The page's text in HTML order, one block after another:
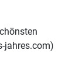
jahres.com)